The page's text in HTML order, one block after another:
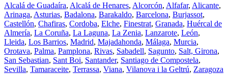
Alcalá de Guadaíra, Alcalá de Henares, Alcorcón, Alfafar, Alicante,
Arinaga, Asturias, Badalona, Barakaldo, Barcelona, Burjassot,
Castellón, Chafiras, Cordoba, Elche, Finestrat, Granada, Huércal de
Almería, La Coruña, La Laguna, La Zenia, Lanzarote, León,
Lleida, Los Barrios, Madrid, Majadahonda, Málaga, Murcia,
Orotava, Palma, Pamplona, Rivas, Sabadell, Sagunto, Salt, Girona,
San Sebastian, Sant Boi, Santander, Santiago de Compostela,
Sevilla, Tamaraceite, Terrassa, Viana, Vilanova i la Geltrú, Zaragoza